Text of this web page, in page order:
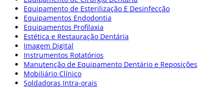
Equipamento de Esterilização E Desinfecção
Equipamentos Endodontia
Equipamentos Profilaxia
Estética e Restauração Dentária
Imagem Digital
Instrumentos Rotatórios
Manutenção de Equipamento Dentário e Reposições
Mobiliário Clínico
Soldadoras Intra-orais